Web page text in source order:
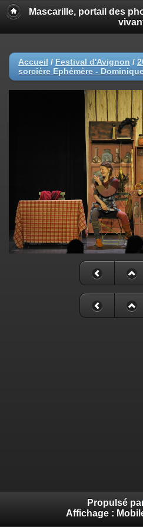
Mascarille, portail des
Accueil / Festival d'Avignon /
sorcière Ephémère -
Propulsé
Affichage :